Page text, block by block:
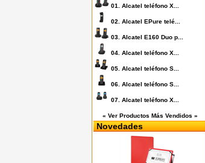
01. Alcatel teléfono X...
02. Alcatel EPure telé...
03. Alcatel E160 Duo p...
04. Alcatel teléfono X...
05. Alcatel teléfono S...
06. Alcatel teléfono S...
07. Alcatel teléfono X...
« Ver Productos Más Vendidos »
Novedades